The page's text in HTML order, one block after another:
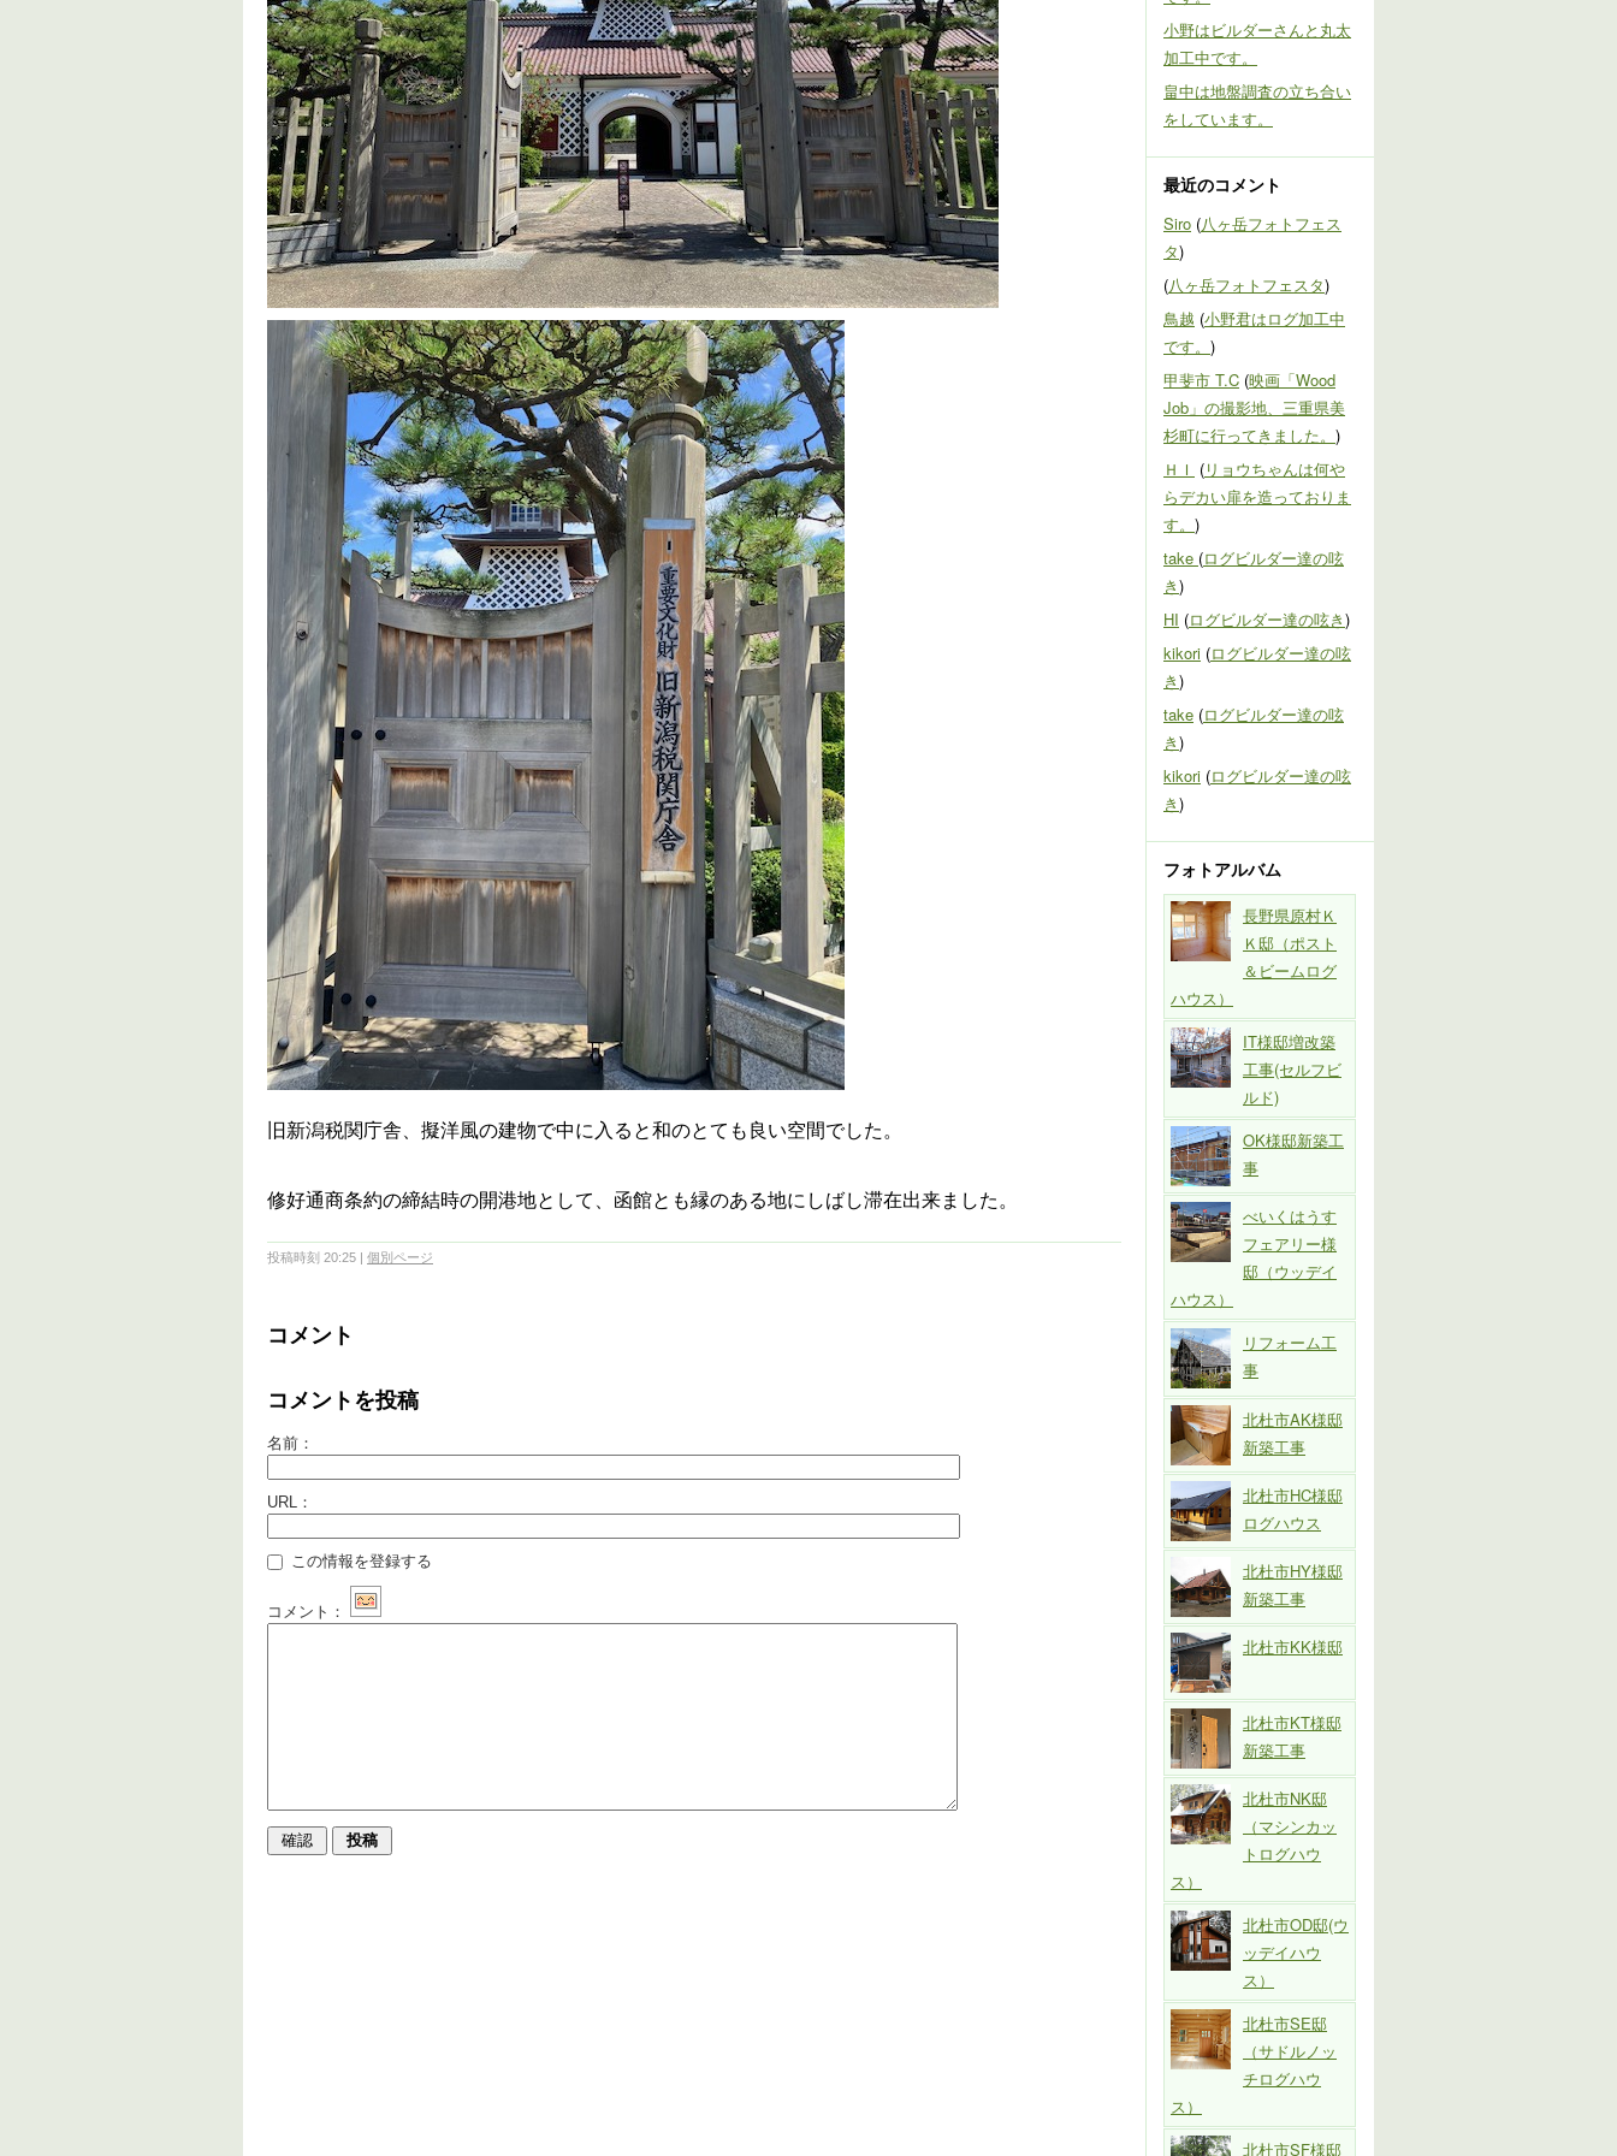
旧新潟税関庁舎、擬洋風の建物で中に入ると和のとても良い空間でした。
修好通商条約の締結時の開港地として、函館とも縁のある地にしばし滞在出来ました。
投稿時刻 20:25 | 個別ページ
コメント
コメントを投稿
名前：
URL：
この情報を登録する
コメント：
小野はビルダーさんと丸太
加工中です。
畠中は地盤調査の立ち合い
をしています。
最近のコメント
Siro (八ヶ岳フォトフェス
タ)
(八ヶ岳フォトフェスタ)
鳥越 (小野君はログ加工中
です。 )
甲斐市 T.C (映画「Wood
Job」の撮影地、三重県美
杉町に行ってきました。 )
ＨＩ (リョウちゃんは何や
らデカい扉を造っておりま
す。 )
take (ログビルダー達の呟
き)
HI (ログビルダー達の呟き)
kikori (ログビルダー達の呟
き)
take (ログビルダー達の呟
き)
kikori (ログビルダー達の呟
き)
フォトアルバム
長野県原村Ｋ
Ｋ邸（ポスト
＆ビームログ
ハウス）
IT様邸増改築
工事(セルフビ
ルド)
OK様邸新築工
事
べいくはうす
フェアリー様
邸（ウッデイ
ハウス）
リフォーム工
事
北杜市AK様邸
新築工事
北杜市HC様邸
ログハウス
北杜市HY様邸
新築工事
北杜市KK様邸
北杜市KT様邸
新築工事
北杜市NK邸
（マシンカッ
トログハウ
ス）
北杜市OD邸(ウ
ッデイハウ
ス）
北杜市SE邸
（サドルノッ
チログハウ
ス）
北杜市SF様邸